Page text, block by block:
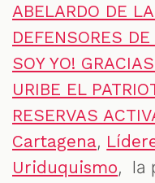
ABELARDO DE
DEFENSORES
SOY YO!
URIBE EL
RESERVAS
Cartagena,
Uriduquismo, la